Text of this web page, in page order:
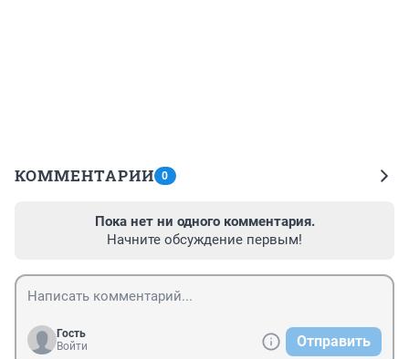
КОММЕНТАРИИ 0
Пока нет ни одного комментария.
Начните обсуждение первым!
Гость
Войти
Отправить